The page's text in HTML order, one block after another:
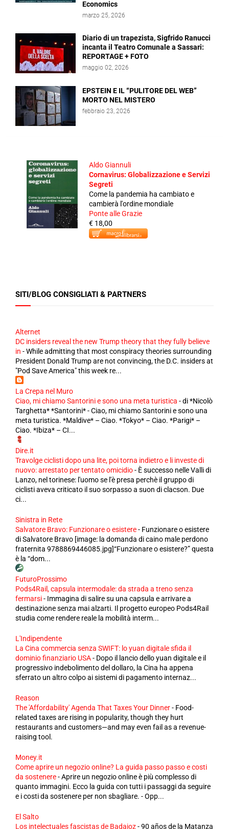
Economics
marzo 25, 2026
Diario di un trapezista, Sigfrido Ranucci
incanta il Teatro Comunale a Sassari:
REPORTAGE + FOTO
maggio 02, 2026
EPSTEIN E IL “PULITORE DEL WEB”
MORTO NEL MISTERO
febbraio 23, 2026
Aldo Giannuli
Cornavirus: Globalizzazione e Servizi
Segreti
Come la pandemia ha cambiato e
cambierà l'ordine mondiale
Ponte alle Grazie
€ 18,00
SITI/BLOG CONSIGLIATI & PARTNERS
Alternet
DC insiders reveal the new Trump theory that they fully believe
in -While admitting that most conspiracy theories surrounding
President Donald Trump are not convincing, the D.C. insiders at
"Pod Save America" this week re...
La Crepa nel Muro
Ciao, mi chiamo Santorini e sono una meta turistica -di *Nicolò
Targhetta* *Santorini* - Ciao, mi chiamo Santorini e sono una
meta turistica. *Maldive* – Ciao. *Tokyo* – Ciao. *Parigi* –
Ciao. *Ibiza* – CI...
Dire.it
Travolge ciclisti dopo una lite, poi torna indietro e li investe di
nuovo: arrestato per tentato omicidio- È successo nelle Valli di
Lanzo, nel torinese: l'uomo se l'è presa perchè il gruppo di
ciclisti aveva criticato il suo sorpasso a suon di clacson. Due
ci...
Sinistra in Rete
Salvatore Bravo: Funzionare o esistere- Funzionare o esistere
di Salvatore Bravo [image: la domanda di caino male perdono
fraternita 9788869446085.jpg]“Funzionare o esistere?” questa
è la “dom...
FuturoProssimo
Pods4Rail, capsula intermodale: da strada a treno senza
fermarsi- Immagina di salire su una capsula e arrivare a
destinazione senza mai alzarti. Il progetto europeo Pods4Rail
studia come rendere reale la mobilità interm...
L'Indipendente
La Cina commercia senza SWIFT: lo yuan digitale sfida il
dominio finanziario USA- Dopo il lancio dello yuan digitale e il
progressivo indebolimento del dollaro, la Cina ha appena
sferrato un altro colpo ai sistemi di pagamento internaz...
Reason
The 'Affordability' Agenda That Taxes Your Dinner- Food-
related taxes are rising in popularity, though they hurt
restaurants and customers—and may even fail as a revenue-
raising tool.
Money.it
Come aprire un negozio online? La guida passo passo e costi
da sostenere-Aprire un negozio online è più complesso di
quanto immagini. Ecco la guida con tutti i passaggi da seguire
e i costi da sostenere per non sbagliare. - Opp...
El Salto
Los intelectuales fascistas de Badajoz-90 años de la Matanza